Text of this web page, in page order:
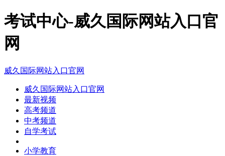
考试中心-威久国际网站入口官
网
威久国际网站入口官网
威久国际网站入口官网
最新视频
高考频道
中考频道
自学考试
小学教育